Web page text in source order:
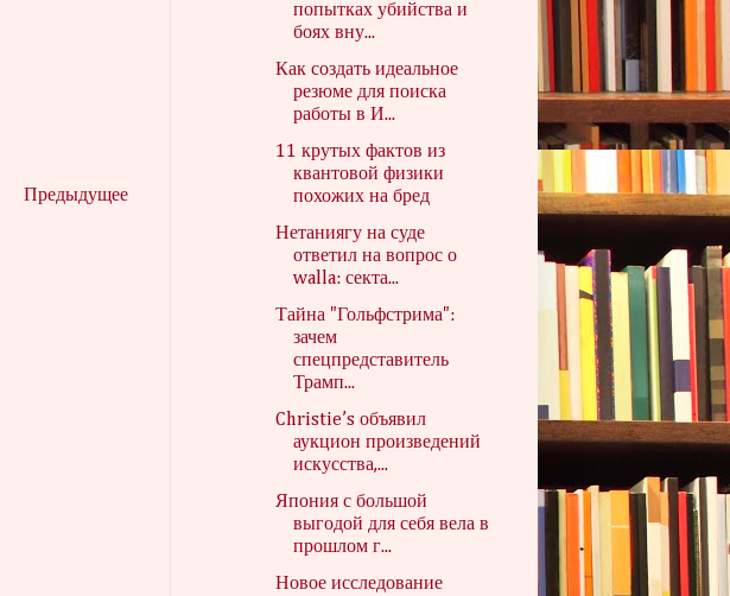
Предыдущее
попытках убийства и
боях вну...
Как создать идеальное
резюме для поиска
работы в И...
11 крутых фактов из
квантовой физики
похожих на бред
Нетаниягу на суде
ответил на вопрос о
walla: секта...
Тайна "Гольфстрима":
зачем
спецпредставитель
Трамп...
Christie’s объявил
аукцион произведений
искусства,...
Япония с большой
выгодой для себя вела в
прошлом г...
Новое исследование